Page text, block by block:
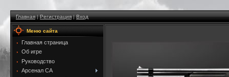
Главная|Регистрация|Вход
Меню сайта
Главная страница
Об игре
Руководство
Арсенал CA